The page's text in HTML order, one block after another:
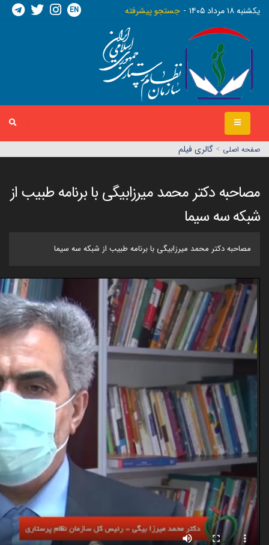
يکشنبه ١٨ مرداد ١٤٠٥ جستجو پیشرفته EN
صفحه اصلي > گالری فیلم
مصاحبه دکتر محمد میرزابیگی با برنامه طبیب از
شبکه سه سیما
مصاحبه دکتر محمد میرزابیگی با برنامه طبیب از شبکه سه سیما